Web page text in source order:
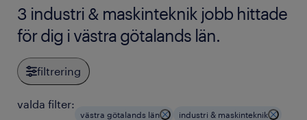
3 industri & maskinteknik jobb hittade
för dig i västra götalands län.
filtrering
valda filter:
västra götalands län industri & maskinteknik